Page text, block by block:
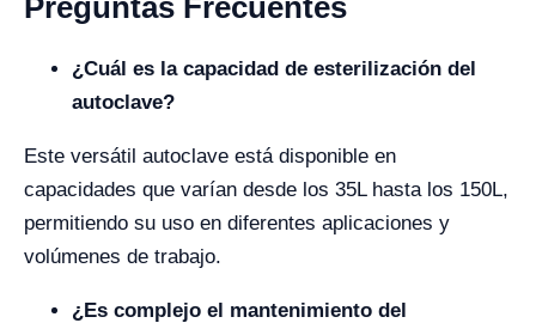
Preguntas Frecuentes
¿Cuál es la capacidad de esterilización del
autoclave?
Este versátil autoclave está disponible en
capacidades que varían desde los 35L hasta los 150L,
permitiendo su uso en diferentes aplicaciones y
volúmenes de trabajo.
¿Es complejo el mantenimiento del